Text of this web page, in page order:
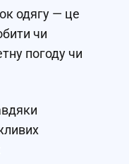
одягу — це
чи
погоду чи